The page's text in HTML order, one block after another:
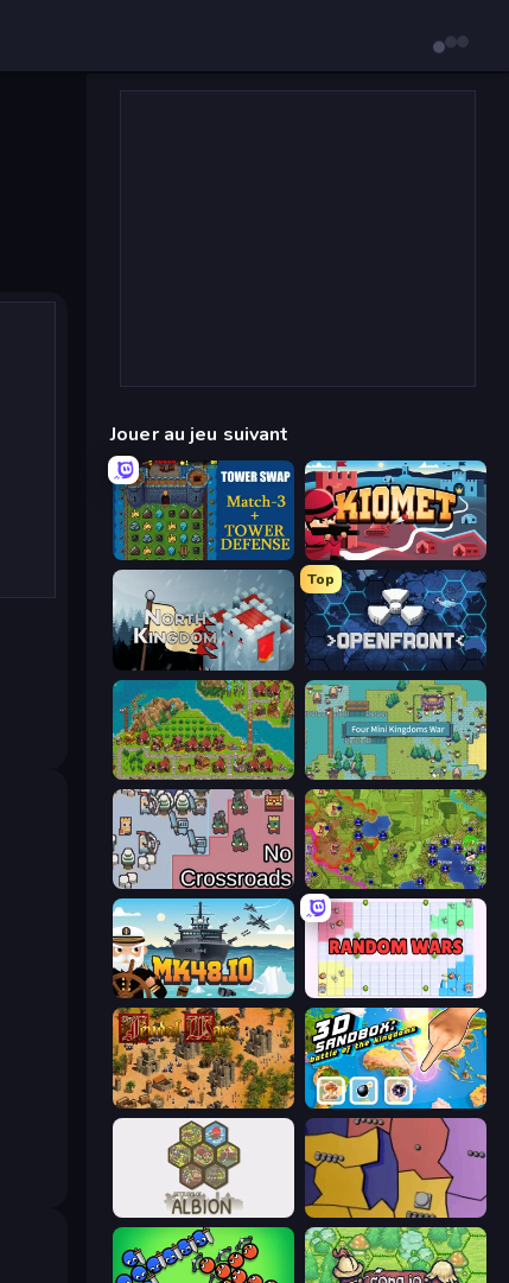
Jouer au jeu suivant
Tower Swap Kiomet
North Kingdom: Siege Castle
Top
Openfront
City Idle Four Mini Kingdoms War
No Crossroads Hex Empire
Mk48.io Random Wars
Feudal Wars 3D Sandbox: Battle of the Kingdoms
Settlers of Albion Compact Conflict